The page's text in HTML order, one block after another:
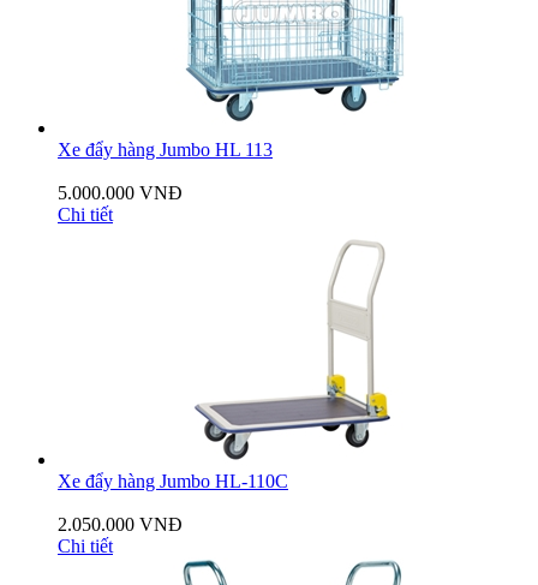
Xe đẩy hàng Jumbo HL 113
5.000.000 VNĐ
Chi tiết
Xe đẩy hàng Jumbo HL-110C
2.050.000 VNĐ
Chi tiết